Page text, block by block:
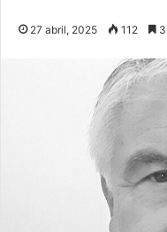
27 abril, 2025 112